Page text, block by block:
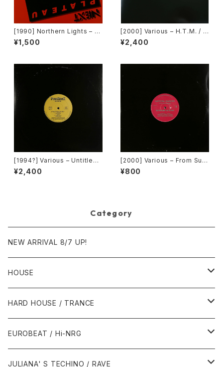
[1990] Northern Lights – J
et Lag [Next Plateau Recor
ds Inc.]
¥1,500
[2000] Various – H.T.M. / B
ack To "Disco" Request 0
0.00.13 [Avex Trax]
¥2,400
[1994?] Various – Untitled
(PM-669)[PoweRemix Rec
ords]
¥2,400
[2000] Various – From Sup
er Dance Freak Vol. 83 / B
ack To The "Disco" ~私もD
¥800
Category
NEW ARRIVAL 8/7 UP!
HOUSE
1980年代
1987年・以前
1988年
1990年代
1990年
2000年代
HARD HOUSE / TRANCE
1990年代
1994年・以前
2000年代
EUROBEAT / Hi-NRG
1980年代
JULIANA' S TECHINO / RAVE